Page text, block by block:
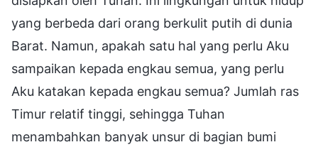
yang berbeda dari orang berkulit putih di dunia
Barat. Namun, apakah satu hal yang perlu Aku
sampaikan kepada engkau semua, yang perlu
Aku katakan kepada engkau semua? Jumlah ras
Timur relatif tinggi, sehingga Tuhan
menambahkan banyak unsur di bagian bumi